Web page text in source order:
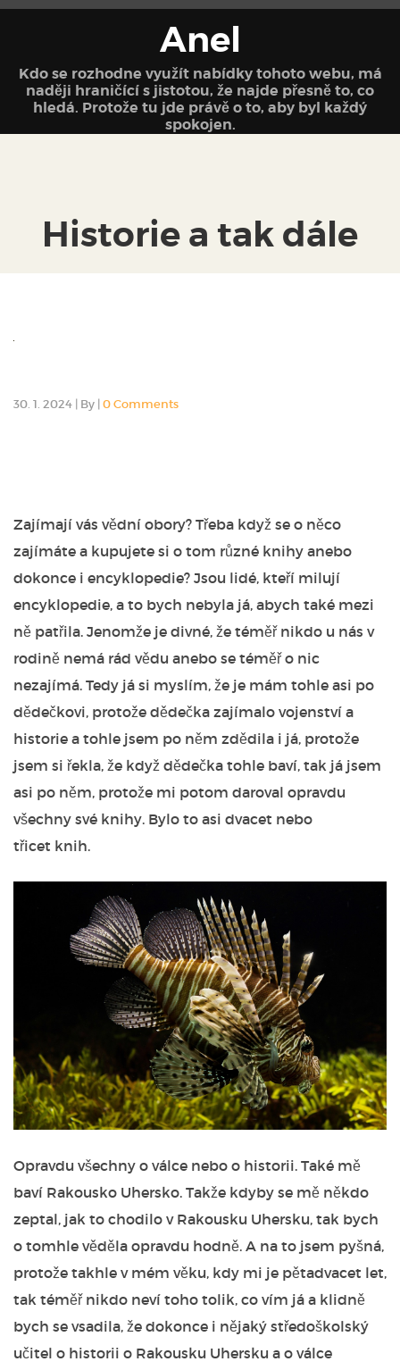
Anel
Kdo se rozhodne využít nabídky tohoto webu, má
naději hraničící s jistotou, že najde přesně to, co
hledá. Protože tu jde právě o to, aby byl každý
spokojen.
Historie a tak dále
30. 1. 2024 | By | 0 Comments
Zajímají vás vědní obory? Třeba když se o něco
zajímáte a kupujete si o tom různé knihy anebo
dokonce i encyklopedie? Jsou lidé, kteří milují
encyklopedie, a to bych nebyla já, abych také mezi
ně patřila. Jenomže je divné, že téměř nikdo u nás v
rodině nemá rád vědu anebo se téměř o nic
nezajímá. Tedy já si myslím, že je mám tohle asi po
dědečkovi, protože dědečka zajímalo vojenství a
historie a tohle jsem po něm zdědila i já, protože
jsem si řekla, že když dědečka tohle baví, tak já jsem
asi po něm, protože mi potom daroval opravdu
všechny své knihy. Bylo to asi dvacet nebo
třicet knih.
Opravdu všechny o válce nebo o historii. Také mě
baví Rakousko Uhersko. Takže kdyby se mě někdo
zeptal, jak to chodilo v Rakousku Uhersku, tak bych
o tomhle věděla opravdu hodně. A na to jsem pyšná,
protože takhle v mém věku, kdy mi je pětadvacet let,
tak téměř nikdo neví toho tolik, co vím já a klidně
bych se vsadila, že dokonce i nějaký středoškolský
učitel o historii o Rakousku Uhersku a o válce